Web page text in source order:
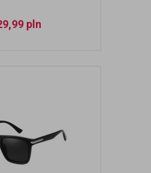
pln